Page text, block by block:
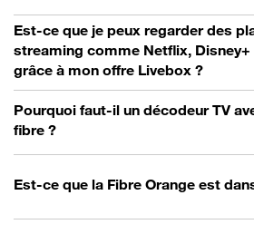
Est-ce que je peux regarder des
streaming comme Netflix,
grâce à mon offre Livebox ?
Pourquoi faut-il un décodeur TV
fibre ?
Est-ce que la Fibre Orange est